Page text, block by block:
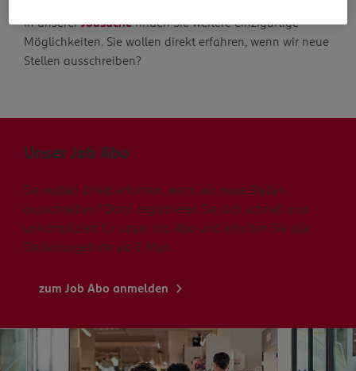
In unsererJobsuchefinden Sie weitere einzigartige
Möglichkeiten. Sie wollen direkt erfahren, wenn wir neue
Stellen ausschreiben?
Unser Job Abo
Sie wollen direkt erfahren, wenn wir neue Stellen
ausschreiben? Dann registrieren Sie sich schnell und
unkompliziert für unser Job Abo und erhalten Sie alle
Stellenangebote via E-Mail.
zum Job Abo anmelden